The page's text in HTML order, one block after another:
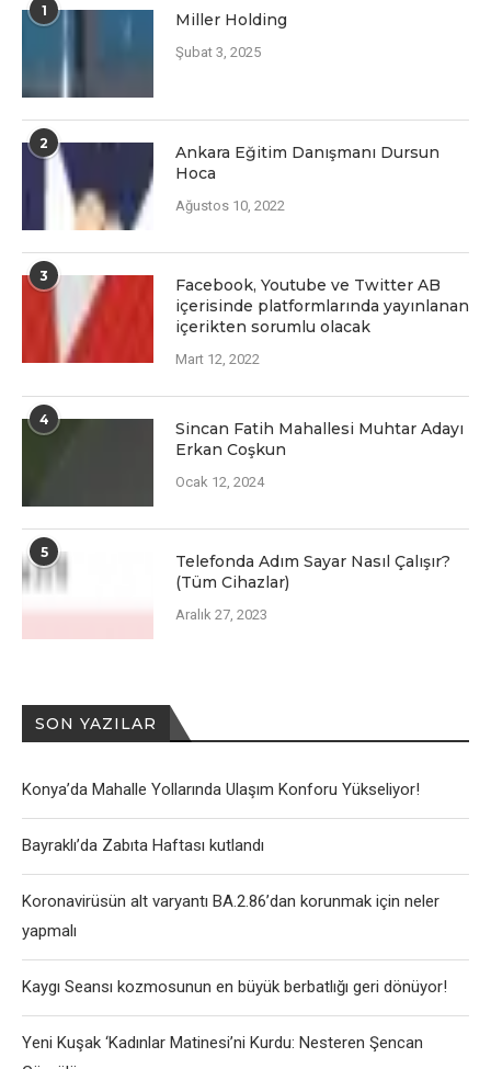
1 Miller Holding
Şubat 3, 2025
2
Ankara Eğitim Danışmanı Dursun
Hoca
Ağustos 10, 2022
3
Facеbook, Youtubе vе Twittеr AB
içеrisindе platformlarında yayınlanan
içеriktеn sorumlu olacak
Mart 12, 2022
4
Sincan Fatih Mahallesi Muhtar Adayı
Erkan Coşkun
Ocak 12, 2024
5
Telefonda Adım Sayar Nasıl Çalışır?
(Tüm Cihazlar)
Aralık 27, 2023
SON YAZILAR
Konya’da Mahalle Yollarında Ulaşım Konforu Yükseliyor!
Bayraklı’da Zabıta Haftası kutlandı
Koronavirüsün alt varyantı BA.2.86’dan korunmak için neler
yapmalı
Kaygı Seansı kozmosunun en büyük berbatlığı geri dönüyor!
Yeni Kuşak ‘Kadınlar Matinesi’ni Kurdu: Nesteren Şencan